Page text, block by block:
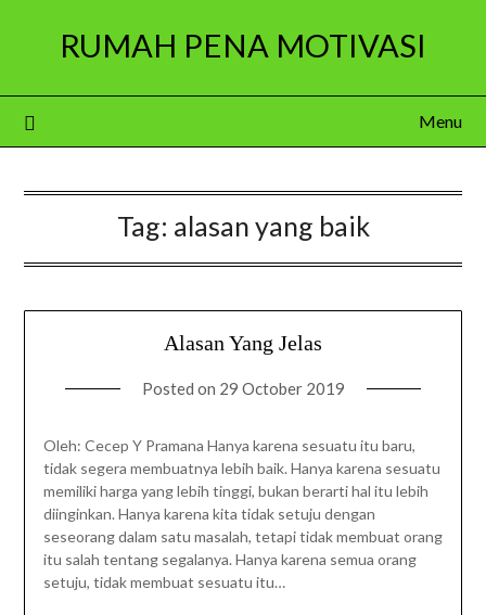
RUMAH PENA MOTIVASI
Menu
Tag: alasan yang baik
Alasan Yang Jelas
Posted on 29 October 2019
Oleh: Cecep Y Pramana Hanya karena sesuatu itu baru,
tidak segera membuatnya lebih baik. Hanya karena sesuatu
memiliki harga yang lebih tinggi, bukan berarti hal itu lebih
diinginkan. Hanya karena kita tidak setuju dengan
seseorang dalam satu masalah, tetapi tidak membuat orang
itu salah tentang segalanya. Hanya karena semua orang
setuju, tidak membuat sesuatu itu…